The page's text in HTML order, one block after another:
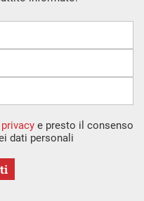
e presto il consenso
dati personali